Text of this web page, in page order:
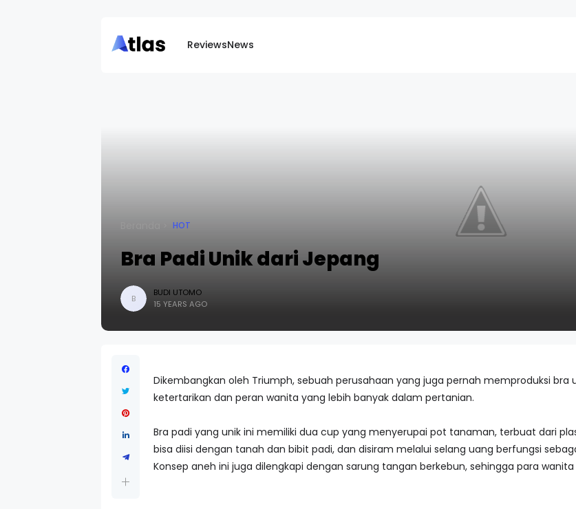
ReviewsNews
HOT
Bra Padi Unik dari Jepang
B
BUDI UTOMO
15 YEARS AGO
Dikembangkan oleh Triumph, sebuah perusahaan yang juga pernah memproduksi
ketertarikan dan peran wanita yang lebih banyak dalam pertanian.
Bra padi yang unik ini memiliki dua cup yang menyerupai pot tanaman, terbuat dari
bisa diisi dengan tanah dan bibit padi, dan disiram melalui selang uang berfungsi
Konsep aneh ini juga dilengkapi dengan sarung tangan berkebun, sehingga para